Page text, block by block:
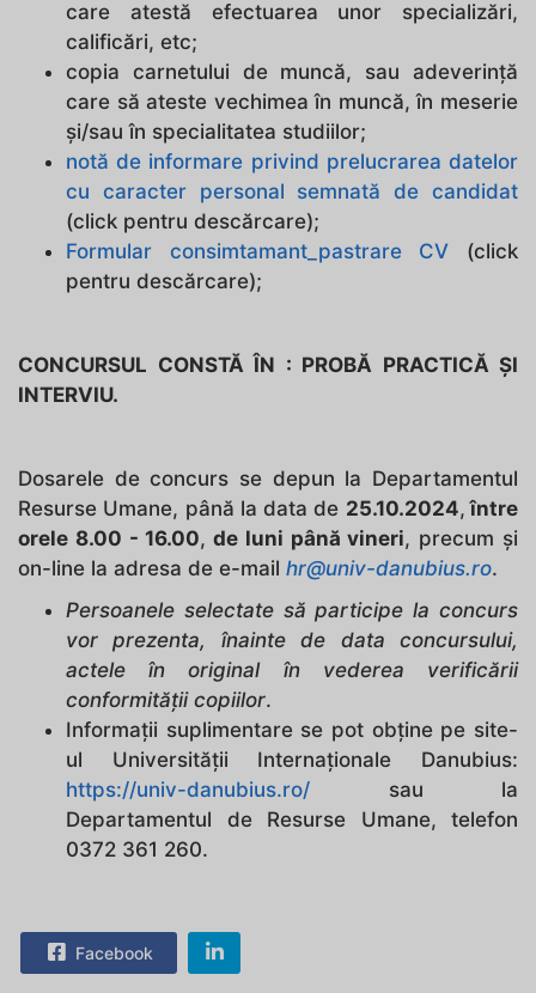
care atestă efectuarea unor specializări,
calificări, etc;
copia carnetului de muncă, sau adeverinţă
care să ateste vechimea în muncă, în meserie
şi/sau în specialitatea studiilor;
notă de informare privind prelucrarea datelor
cu caracter personal semnată de candidat
(click pentru descărcare);
Formular consimtamant_pastrare CV (click
pentru descărcare);
CONCURSUL CONSTĂ ÎN : PROBĂ PRACTICĂ ŞI
INTERVIU.
Dosarele de concurs se depun la Departamentul
Resurse Umane, până la data de 25.10.2024, între
orele 8.00 - 16.00, de luni până vineri, precum şi
on-line la adresa de e-mail hr@univ-danubius.ro.
Persoanele selectate să participe la concurs
vor prezenta, înainte de data concursului,
actele în original în vederea verificării
conformităţii copiilor.
Informaţii suplimentare se pot obţine pe site-
ul Universităţii Internaționale Danubius:
https://univ-danubius.ro/ sau la
Departamentul de Resurse Umane, telefon
0372 361 260.
Facebook